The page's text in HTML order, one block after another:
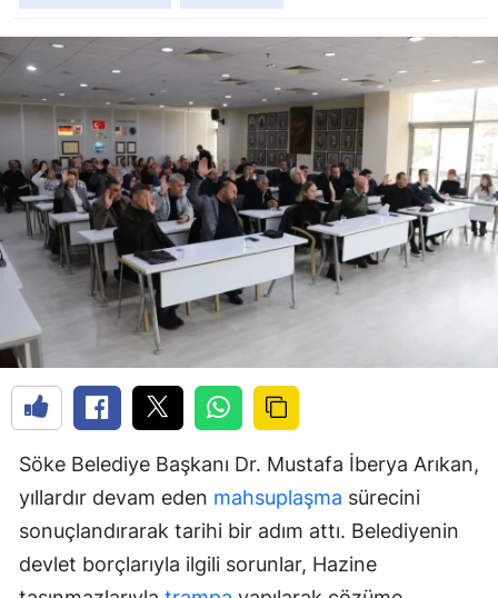
Söke Belediye Başkanı Dr. Mustafa İberya Arıkan,
yıllardır devam eden mahsuplaşma sürecini
sonuçlandırarak tarihi bir adım attı. Belediyenin
devlet borçlarıyla ilgili sorunlar, Hazine